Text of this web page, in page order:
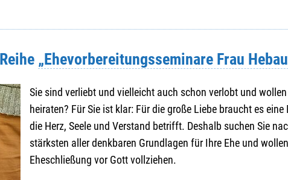
„Ehevorbereitungsseminare Frau
Sie sind verliebt und vielleicht auch schon verlobt und
heiraten? Für Sie ist klar: Für die große Liebe braucht es eine
die Herz, Seele und Verstand betrifft. Deshalb suchen Sie
stärksten aller denkbaren Grundlagen für Ihre Ehe und
Eheschließung vor Gott vollziehen.